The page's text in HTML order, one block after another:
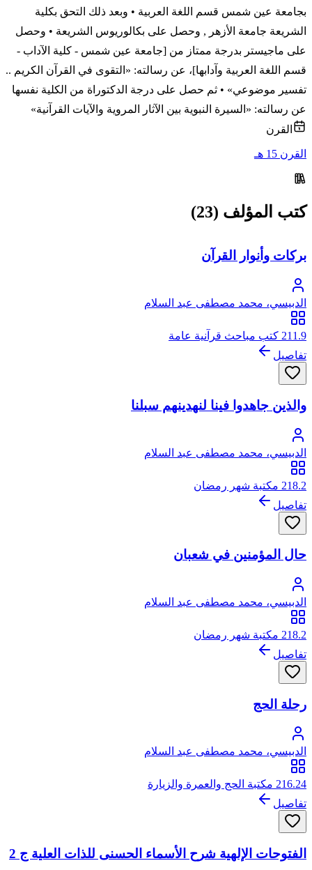
بجامعة عين شمس قسم اللغة العربية • وبعد ذلك التحق بكلية
الشريعة جامعة الأزهر , وحصل على بكالوريوس الشريعة • وحصل
على ماجيستر بدرجة ممتاز من [جامعة عين شمس - كلية الآداب -
قسم اللغة العربية وآدابها]، عن رسالته: «التقوى في القرآن الكريم ..
تفسير موضوعي» • ثم حصل على درجة الدكتوراة من الكلية نفسها
عن رسالته: «السيرة النبوية بين الآثار المروية والآيات القرآنية»
القرن
القرن 15 هـ
كتب المؤلف (23)
بركات وأنوار القرآن
الدبيسي، محمد مصطفى عبد السلام
211.9 كتب مباحث قرآنية عامة
تفاصيل
والذين جاهدوا فينا لنهدينهم سبلنا
الدبيسي، محمد مصطفى عبد السلام
218.2 مكتبة شهر رمضان
تفاصيل
حال المؤمنين في شعبان
الدبيسي، محمد مصطفى عبد السلام
218.2 مكتبة شهر رمضان
تفاصيل
رحلة الحج
الدبيسي، محمد مصطفى عبد السلام
216.24 مكتبة الحج والعمرة والزيارة
تفاصيل
الفتوحات الإلهية شرح الأسماء الحسنى للذات العلية ج 2